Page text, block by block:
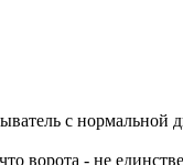
с
ворота - не